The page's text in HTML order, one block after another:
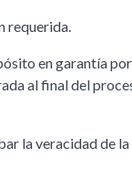
requerida.
en garantía
al final del
la veracidad de